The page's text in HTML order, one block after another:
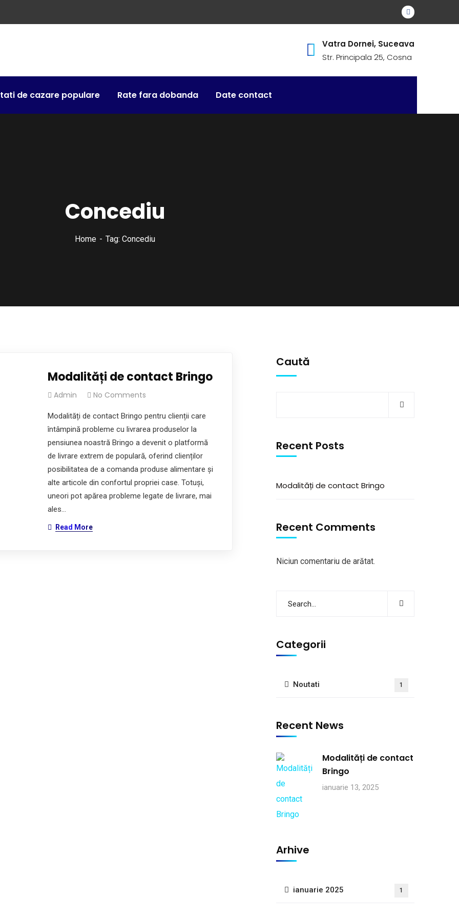
Vatra Dornei, Suceava
Str. Principala 25, Cosna
de cazare populare Rate fara dobanda Date contact
Concediu
Home Tag: Concediu
Modalități de contact Bringo
Admin No Comments
Modalități de contact Bringo pentru clienții care
întâmpină probleme cu livrarea produselor la
pensiunea noastră Bringo a devenit o platformă
de livrare extrem de populară, oferind clienților
posibilitatea de a comanda produse alimentare și
alte articole din confortul propriei case. Totuși,
uneori pot apărea probleme legate de livrare, mai
ales…
Read More
Caută
Recent Posts
Modalități de contact Bringo
Recent Comments
Niciun comentariu de arătat.
Categorii
Noutati 1
Recent News
Modalități de contact
Bringo
ianuarie 13, 2025
Arhive
ianuarie 2025 1